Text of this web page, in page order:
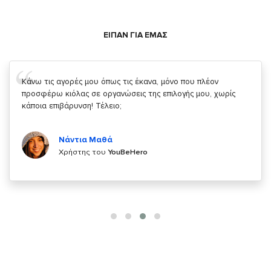
ΕΙΠΑΝ ΓΙΑ ΕΜΑΣ
Σας ευχαριστώ που μας δίνετε την δυνατότητα να κάνουμε
κάτι!
Χρήστης τουYouBeHero